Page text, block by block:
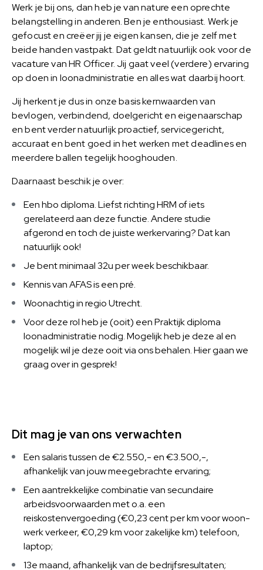
Werk je bij ons, dan heb je van nature een oprechte
belangstelling in anderen. Ben je enthousiast. Werk je
gefocust en creëer jij je eigen kansen, die je zelf met
beide handen vastpakt. Dat geldt natuurlijk ook voor de
vacature van HR Officer. Jij gaat veel (verdere) ervaring
op doen in loonadministratie en alles wat daarbij hoort.
Jij herkent je dus in onze basis kernwaarden van
bevlogen, verbindend, doelgericht en eigenaarschap
en bent verder natuurlijk proactief, servicegericht,
accuraat en bent goed in het werken met deadlines en
meerdere ballen tegelijk hooghouden.
Daarnaast beschik je over:
Een hbo diploma. Liefst richting HRM of iets
gerelateerd aan deze functie. Andere studie
afgerond en toch de juiste werkervaring? Dat kan
natuurlijk ook!
Je bent minimaal 32u per week beschikbaar.
Kennis van AFAS is een pré.
Woonachtig in regio Utrecht.
Voor deze rol heb je (ooit) een Praktijk diploma
loonadministratie nodig. Mogelijk heb je deze al en
mogelijk wil je deze ooit via ons behalen. Hier gaan we
graag over in gesprek!
Dit mag je van ons verwachten
Een salaris tussen de €2.550,- en €3.500,-,
afhankelijk van jouw meegebrachte ervaring;
Een aantrekkelijke combinatie van secundaire
arbeidsvoorwaarden met o.a. een
reiskostenvergoeding (€0,23 cent per km voor woon-
werk verkeer, €0,29 km voor zakelijke km) telefoon,
laptop;
13e maand, afhankelijk van de bedrijfsresultaten;